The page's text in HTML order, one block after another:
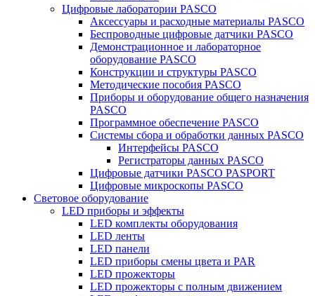
Цифровые лаборатории PASCO
Аксессуары и расходные материалы PASCO
Беспроводные цифровые датчики PASCO
Демонстрационное и лабораторное
оборудование PASCO
Конструкции и структуры PASCO
Методические пособия PASCO
Приборы и оборудование общего назначения
PASCO
Программное обеспечение PASCO
Системы сбора и обработки данных PASCO
Интерфейсы PASCO
Регистраторы данных PASCO
Цифровые датчики PASCO PASPORT
Цифровые микроскопы PASCO
Световое оборудование
LED приборы и эффекты
LED комплекты оборудования
LED ленты
LED панели
LED приборы смены цвета и PAR
LED прожекторы
LED прожекторы с полным движением